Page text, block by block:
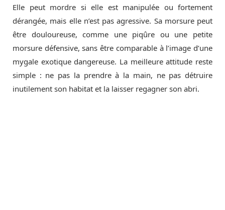
Elle peut mordre si elle est manipulée ou fortement
dérangée, mais elle n’est pas agressive. Sa morsure peut
être douloureuse, comme une piqûre ou une petite
morsure défensive, sans être comparable à l’image d’une
mygale exotique dangereuse. La meilleure attitude reste
simple : ne pas la prendre à la main, ne pas détruire
inutilement son habitat et la laisser regagner son abri.